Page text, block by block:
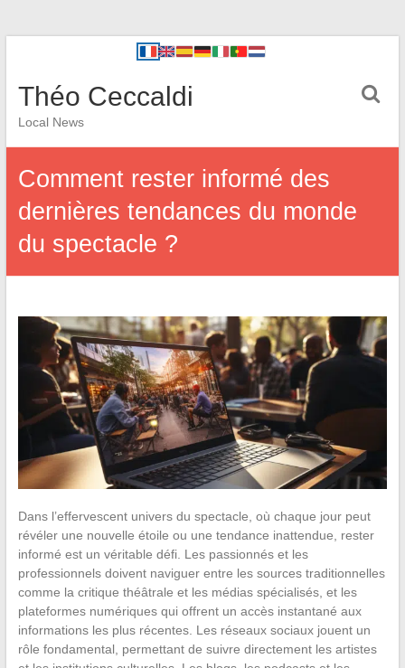
Théo Ceccaldi
Local News
Comment rester informé des
dernières tendances du monde
du spectacle ?
Dans l’effervescent univers du spectacle, où chaque jour peut
révéler une nouvelle étoile ou une tendance inattendue, rester
informé est un véritable défi. Les passionnés et les
professionnels doivent naviguer entre les sources traditionnelles
comme la critique théâtrale et les médias spécialisés, et les
plateformes numériques qui offrent un accès instantané aux
informations les plus récentes. Les réseaux sociaux jouent un
rôle fondamental, permettant de suivre directement les artistes